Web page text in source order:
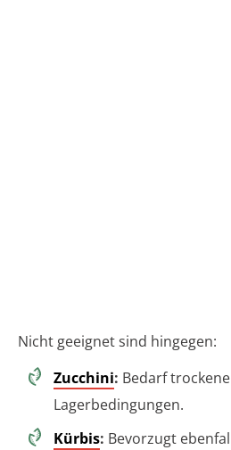
Nicht geeignet sind hingegen:
Zucchini: Bedarf
Lagerbedingungen.
Kürbis: Bevorzugt